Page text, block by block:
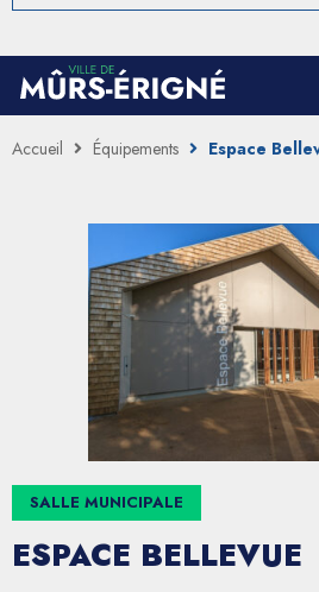
Accueil Équipements Espace
SALLE MUNICIPALE
ESPACE BELLEVUE